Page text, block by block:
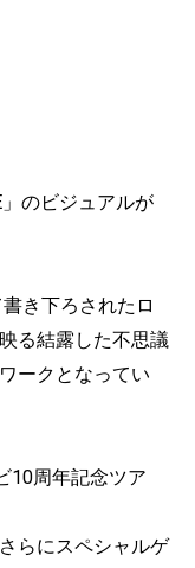
のビジュアルが
き下ろされたロ
る結露した不思議
ークとなってい
10周年記念ツア
らにスペシャルゲ